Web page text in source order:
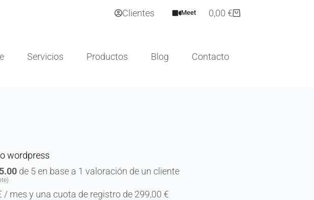
Clientes Meet 0,00 €
Servicios Productos Blog Contacto
wordpress
5.00 de 5 en base a 1 valoración de un cliente
/ mes y una cuota de registro de 299,00 €